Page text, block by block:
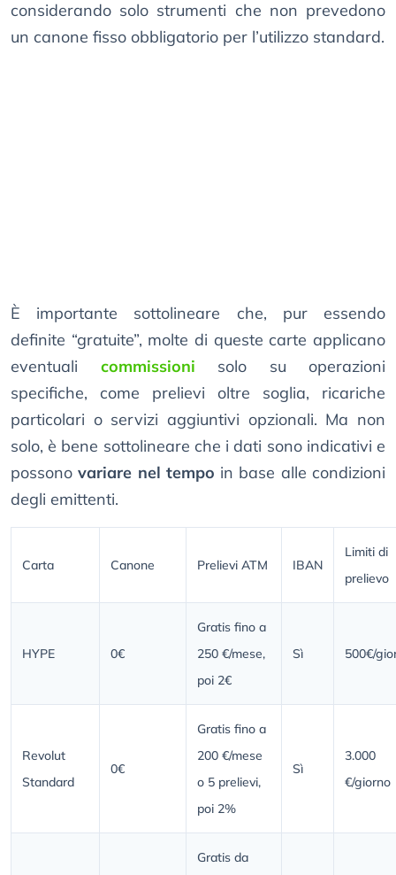
considerando solo strumenti che non prevedono
un canone fisso obbligatorio per l’utilizzo standard.
È importante sottolineare che, pur essendo
definite “gratuite”, molte di queste carte applicano
eventuali commissioni solo su operazioni
specifiche, come prelievi oltre soglia, ricariche
particolari o servizi aggiuntivi opzionali. Ma non
solo, è bene sottolineare che i dati sono indicativi e
possonovariare nel tempo in base alle condizioni
degli emittenti.
Carta Canone Prelievi ATM IBAN
Limiti di
prelievo
HYPE 0€
Gratis fino a
250 €/mese,
poi 2€
Sì 500€/
Revolut
Standard
0€
Gratis fino a
200 €/mese
o 5 prelievi,
poi 2%
Sì
3.000
€/giorno
Gratis da